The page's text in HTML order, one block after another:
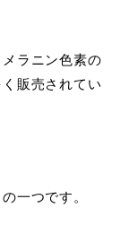
ラニン色素の
販売されてい
一つです。